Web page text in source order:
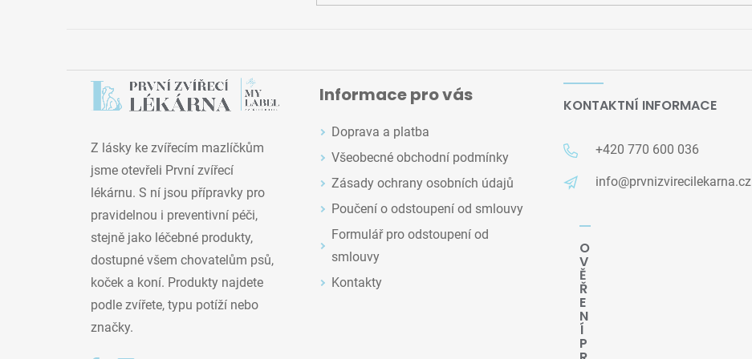
Z lásky ke zvířecím mazlíčkům
jsme otevřeli První zvířecí
lékárnu. S ní jsou přípravky pro
pravidelnou i preventivní péči,
stejně jako léčebné produkty,
dostupné všem chovatelům psů,
koček a koní. Produkty najdete
podle zvířete, typu potíží nebo
značky.
Informace pro vás
Doprava a platba
Všeobecné obchodní podmínky
Zásady ochrany osobních údajů
Poučení o odstoupení od smlouvy
Formulář pro odstoupení od
smlouvy
Kontakty
KONTAKTNÍ INFORMACE
+420 770 600 036
info@prvnizvirecilekarna.cz
O
V
Ě
Ř
E
N
Í
P